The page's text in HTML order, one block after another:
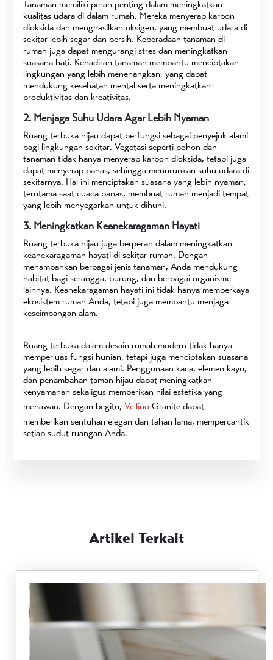
Tanaman memiliki peran penting dalam meningkatkan
kualitas udara di dalam rumah. Mereka menyerap karbon
dioksida dan menghasilkan oksigen, yang membuat udara di
sekitar lebih segar dan bersih. Keberadaan tanaman di
rumah juga dapat mengurangi stres dan meningkatkan
suasana hati. Kehadiran tanaman membantu menciptakan
lingkungan yang lebih menenangkan, yang dapat
mendukung kesehatan mental serta meningkatkan
produktivitas dan kreativitas.
2. Menjaga Suhu Udara Agar Lebih Nyaman
Ruang terbuka hijau dapat berfungsi sebagai penyejuk alami
bagi lingkungan sekitar. Vegetasi seperti pohon dan
tanaman tidak hanya menyerap karbon dioksida, tetapi juga
dapat menyerap panas, sehingga menurunkan suhu udara di
sekitarnya. Hal ini menciptakan suasana yang lebih nyaman,
terutama saat cuaca panas, membuat rumah menjadi tempat
yang lebih menyegarkan untuk dihuni.
3. Meningkatkan Keanekaragaman Hayati
Ruang terbuka hijau juga berperan dalam meningkatkan
keanekaragaman hayati di sekitar rumah. Dengan
menambahkan berbagai jenis tanaman, Anda mendukung
habitat bagi serangga, burung, dan berbagai organisme
lainnya. Keanekaragaman hayati ini tidak hanya memperkaya
ekosistem rumah Anda, tetapi juga membantu menjaga
keseimbangan alam.
Ruang terbuka dalam desain rumah modern tidak hanya
memperluas fungsi hunian, tetapi juga menciptakan suasana
yang lebih segar dan alami. Penggunaan kaca, elemen kayu,
dan penambahan taman hijau dapat meningkatkan
kenyamanan sekaligus memberikan nilai estetika yang
menawan. Dengan begitu,Vellino Granite dapat
memberikan sentuhan elegan dan tahan lama, mempercantik
setiap sudut ruangan Anda.
Artikel Terkait